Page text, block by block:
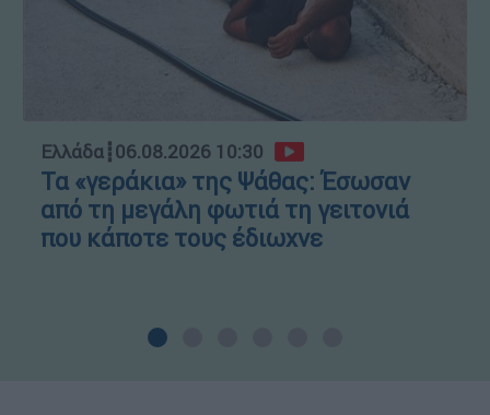
Ελλάδα┋06.08.2026 10:30
Τα «γεράκια» της Ψάθας: Έσωσαν
από τη μεγάλη φωτιά τη γειτονιά
που κάποτε τους έδιωχνε